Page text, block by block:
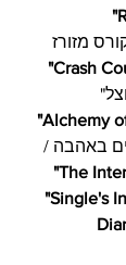
"
מזורז
Alchemy
"
באהבה /
Single's
"